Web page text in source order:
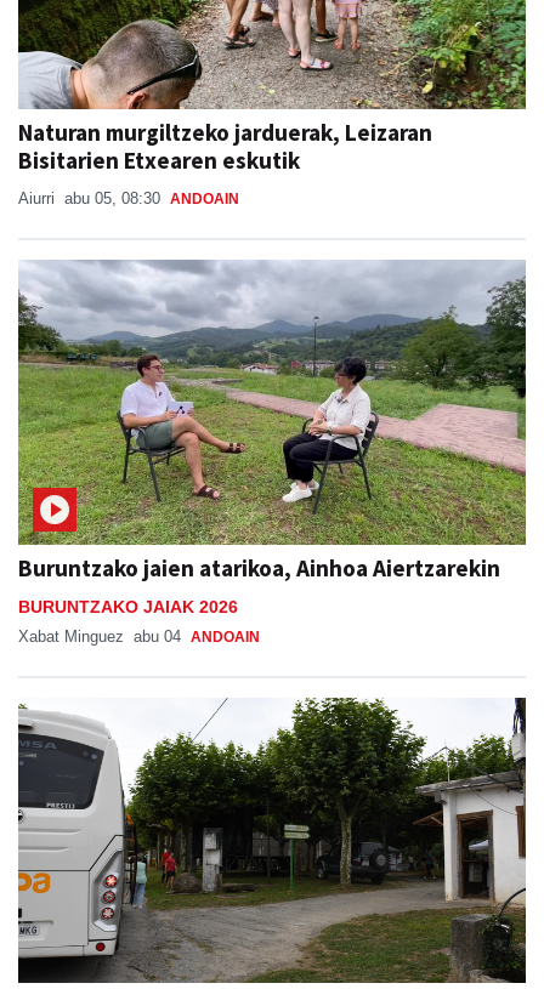
Naturan murgiltzeko jarduerak, Leizaran
Bisitarien Etxearen eskutik
Aiurri abu 05, 08:30 ANDOAIN
Buruntzako jaien atarikoa, Ainhoa Aiertzarekin
BURUNTZAKO JAIAK 2026
Xabat Minguez abu 04 ANDOAIN